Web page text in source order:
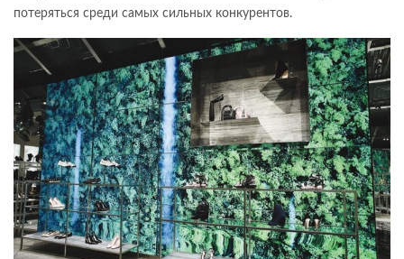
потеряться среди самых сильных конкурентов.